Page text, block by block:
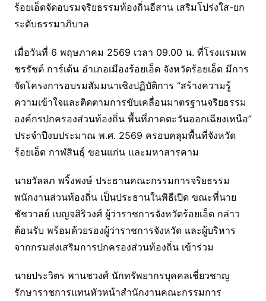
ร้อยเอ็ดจัดอบรมจริยธรรมท้องถิ่นอีสาน เสริมโปร่งใส-ยก
ระดับธรรมาภิบาล
เมื่อวันที่ 6 พฤษภาคม 2569 เวลา 09.00 น. ที่โรงแรมเพ
ชรรัชต์ การ์เด้น อำเภอเมืองร้อยเอ็ด จังหวัดร้อยเอ็ด มีการ
จัดโครงการอบรมสัมมนาเชิงปฏิบัติการ “สร้างความรู้
ความเข้าใจและติดตามการขับเคลื่อนมาตรฐานจริยธรรม
องค์กรปกครองส่วนท้องถิ่น พื้นที่ภาคตะวันออกเฉียงเหนือ”
ประจำปีงบประมาณ พ.ศ. 2569 ครอบคลุมพื้นที่จังหวัด
ร้อยเอ็ด กาฬสินธุ์ ขอนแก่น และมหาสารคาม
นายวัลลภ พริ้งพงษ์ ประธานคณะกรรมการจริยธรรม
พนักงานส่วนท้องถิ่น เป็นประธานในพิธีเปิด ขณะที่นาย
ชัชวาลย์ เบญจสิริวงศ์ ผู้ว่าราชการจังหวัดร้อยเอ็ด กล่าว
ต้อนรับ พร้อมด้วยรองผู้ว่าราชการจังหวัด และผู้บริหาร
จากกรมส่งเสริมการปกครองส่วนท้องถิ่น เข้าร่วม
นายประวิตร พานชวงศ์ นักทรัพยากรบุคคลเชี่ยวชาญ
รักษาราชการแทนหัวหน้าสำนักงานคณะกรรมการ